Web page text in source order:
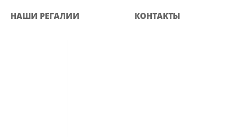
НАШИ РЕГАЛИИ КОНТАКТЫ